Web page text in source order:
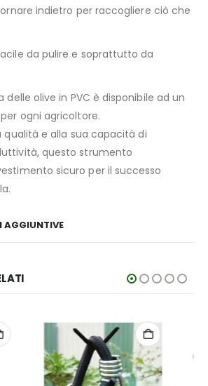
indietro per raccogliere ciò che
da pulire e soprattutto da
delle olive in PVC è disponibile ad un
ogni agricoltore.
qualità e alla sua capacità di
questo strumento
sicuro per il successo
AGGIUNTIVE